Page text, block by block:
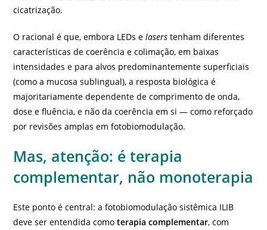
cicatrização.
O racional é que, embora LEDs elasers tenham diferentes
características de coerência e colimação, em baixas
intensidades e para alvos predominantemente superficiais
(como a mucosa sublingual), a resposta biológica é
majoritariamente dependente de comprimento de onda,
dose e fluência, e não da coerência em si — como reforçado
por revisões amplas em fotobiomodulação.
Mas, atenção: é terapia
complementar, não monoterapia
Este ponto é central: a fotobiomodulação sistêmica ILIB
deve ser entendida comoterapia complementar, com